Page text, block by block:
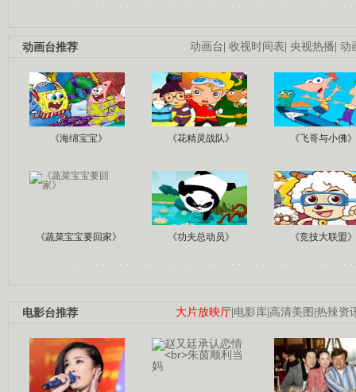
动画台| 收视时间表| 央视热播| 动
动画台推荐
《海绵宝宝》 《花精灵战队》 《飞哥与小佛》
《蔬菜宝宝要回家》 《功夫总动员》 《竞技大联盟》
大片放映厅|电影库|高清美图 |热辣资
电影台推荐